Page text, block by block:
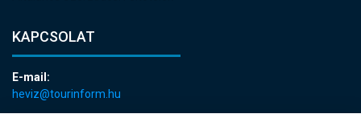
KAPCSOLAT
E-mail:
heviz@tourinform.hu